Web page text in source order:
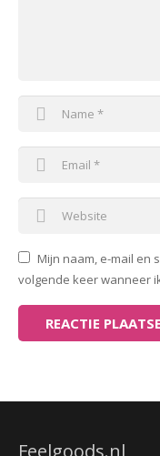
Mijn naam, e-mail en
volgende keer wanneer
Feelgoods.nl